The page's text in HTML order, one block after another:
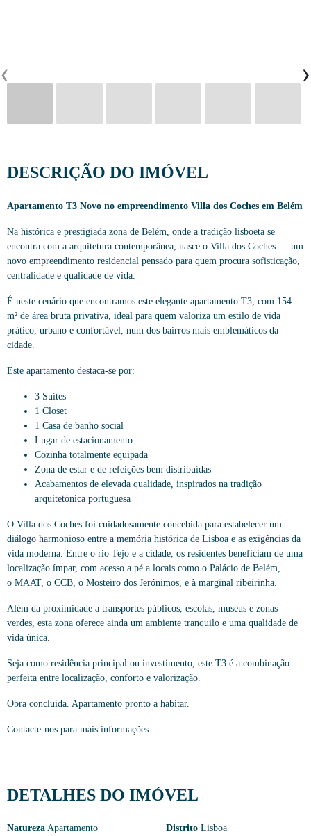
‹ ›
DESCRIÇÃO DO IMÓVEL
Apartamento T3 Novo no empreendimento Villa dos Coches em Belém
Na histórica e prestigiada zona de Belém, onde a tradição lisboeta se
encontra com a arquitetura contemporânea, nasce o Villa dos Coches — um
novo empreendimento residencial pensado para quem procura sofisticação,
centralidade e qualidade de vida.
É neste cenário que encontramos este elegante apartamento T3, com 154
m² de área bruta privativa, ideal para quem valoriza um estilo de vida
prático, urbano e confortável, num dos bairros mais emblemáticos da
cidade.
Este apartamento destaca-se por:
3 Suítes
1 Closet
1 Casa de banho social
Lugar de estacionamento
Cozinha totalmente equipada
Zona de estar e de refeições bem distribuídas
Acabamentos de elevada qualidade, inspirados na tradição
arquitetónica portuguesa
O Villa dos Coches foi cuidadosamente concebida para estabelecer um
diálogo harmonioso entre a memória histórica de Lisboa e as exigências da
vida moderna. Entre o rio Tejo e a cidade, os residentes beneficiam de uma
localização ímpar, com acesso a pé a locais como o Palácio de Belém,
o MAAT, o CCB, o Mosteiro dos Jerónimos, e à marginal ribeirinha.
Além da proximidade a transportes públicos, escolas, museus e zonas
verdes, esta zona oferece ainda um ambiente tranquilo e uma qualidade de
vida única.
Seja como residência principal ou investimento, este T3 é a combinação
perfeita entre localização, conforto e valorização.
Obra concluída. Apartamento pronto a habitar.
Contacte-nos para mais informações.
DETALHES DO IMÓVEL
Natureza Apartamento
Distrito Lisboa